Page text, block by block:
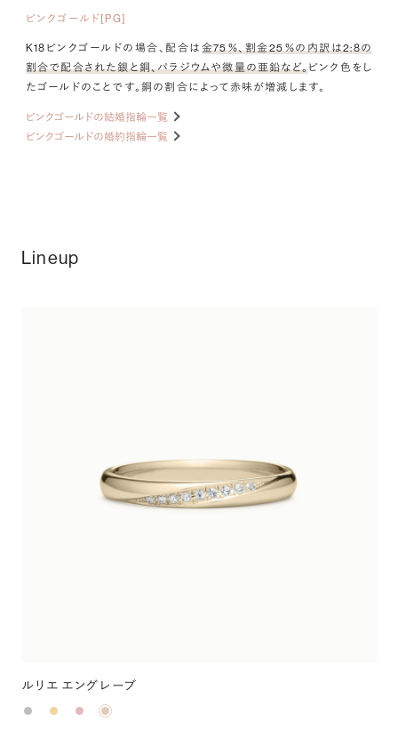
ピンクゴールド[PG]
K18ピンクゴールドの場合、配合は 金75％、割金25％の内訳は2:8の
割合で配合された銀と銅、パラジウムや微量の亜鉛など。ピンク色をし
たゴールドのことです。銅の割合によって赤味が増減します。
ピンクゴールドの結婚指輪一覧
ピンクゴールドの婚約指輪一覧
Lineup
ルリエ エングレーブ